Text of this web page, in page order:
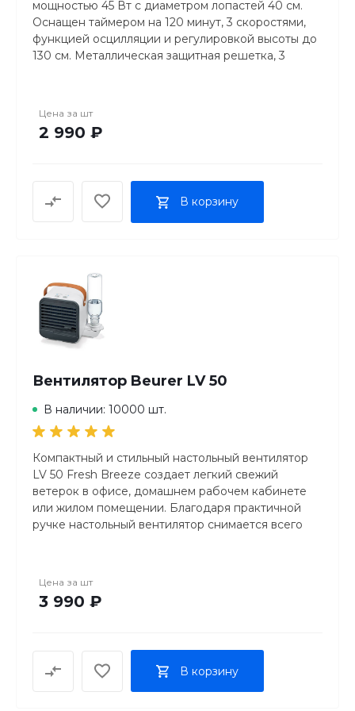
мощностью 45 Вт с диаметром лопастей 40 см.
Оснащен таймером на 120 минут, 3 скоростями,
функцией осцилляции и регулировкой высоты до
130 см. Металлическая защитная решетка, 3
Цена за шт
2 990 ₽
В корзину
Вентилятор Beurer LV 50
В наличии: 10000 шт.
Компактный и стильный настольный вентилятор
LV 50 Fresh Breeze создает легкий свежий
ветерок в офисе, домашнем рабочем кабинете
или жилом помещении. Благодаря практичной
ручке настольный вентилятор снимается всего
вентилятору и принципу испарения
Маленький спутник на лето — с удобной ручкой
Компактный и переносной — идеален для
рабочего места или домашнего рабочего
Цена за шт
3 990 ₽
В корзину